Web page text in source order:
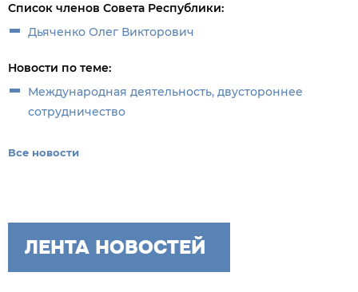
Список членов Совета Республики:
Дьяченко Олег Викторович
Новости по теме:
Международная деятельность, двустороннее
сотрудничество
Все новости
ЛЕНТА НОВОСТЕЙ